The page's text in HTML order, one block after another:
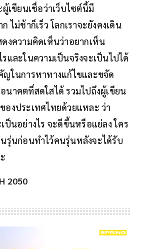
ผู้เขียนเชื่อว่าเว็บไซต์นี้มี
ไม่ช้าก็เร็ว โลกเราจะยังคงเดิน
งความคิดเห็นว่าอยากเห็น
และในความเป็นจริงจะเป็นไปได้
ญในการหาทางแก้ไขและขจัด
นาคตที่สดใสได้ รวมไปถึงผู้เขียน
องประเทศไทยด้วยแหละ ว่า
ป็นอย่างไร จะดีขึ้นหรือแย่ลง ใคร
รุ่นก่อนทำไว้คนรุ่นหลังจะได้รับ
2050